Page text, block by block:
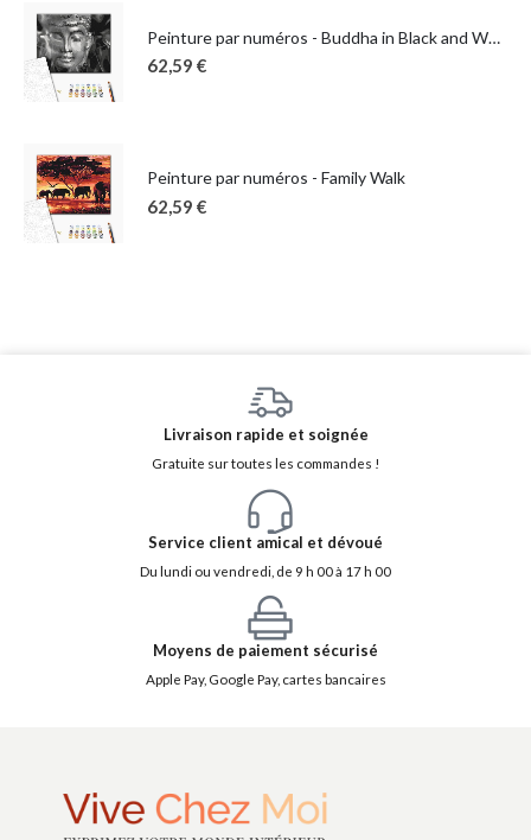
Peinture par numéros - Buddha in Black and White
62,59 €
Peinture par numéros - Family Walk
62,59 €
Livraison rapide et soignée
Gratuite sur toutes les commandes !
Service client amical et dévoué
Du lundi ou vendredi, de 9 h 00 à 17 h 00
Moyens de paiement sécurisé
Apple Pay, Google Pay, cartes bancaires